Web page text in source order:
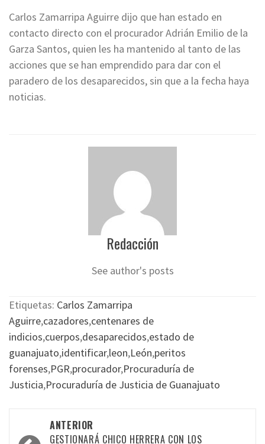
Carlos Zamarripa Aguirre dijo que han estado en
contacto directo con el procurador Adrián Emilio de la
Garza Santos, quien les ha mantenido al tanto de las
acciones que se han emprendido para dar con el
paradero de los desaparecidos, sin que a la fecha haya
noticias.
Redacción
See author's posts
Etiquetas: Carlos Zamarripa
Aguirre,cazadores,centenares de
indicios,cuerpos,desaparecidos,estado de
guanajuato,identificar,leon,León,peritos
forenses,PGR,procurador,Procuraduría de
Justicia,Procuraduría de Justicia de Guanajuato
Navegación
ANTERIOR
GESTIONARÁ CHICO HERRERA CON LOS